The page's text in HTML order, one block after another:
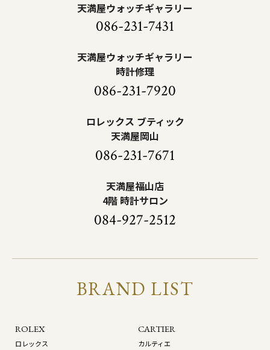
天満屋ウォッチギャラリー
086-231-7431
天満屋ウォッチギャラリー
時計修理
086-231-7920
ロレックス ブティック
天満屋岡山
086-231-7671
天満屋福山店
4階 時計サロン
084-927-2512
BRAND LIST
ROLEX
ロレックス
CARTIER
カルティエ